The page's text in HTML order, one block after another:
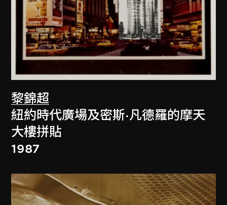
黎錦超
紐約時代廣場及密斯·凡德羅的摩天
大樓拼貼
1987